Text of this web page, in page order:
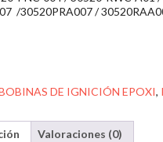
/30520PRA007 /
DE IGNICIÓN EPOXI,
Valoraciones (0)